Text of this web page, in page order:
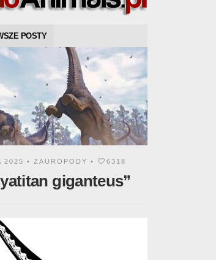
POSTY
2025 • ZAUROPODY • 6318
giganteus”